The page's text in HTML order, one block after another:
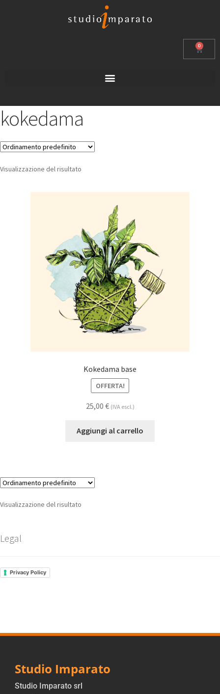
0
kokedama
Visualizzazione del risultato
Kokedama base
OFFERTA!
25,00 € (IVA escl.)
Aggiungi al carrello
Visualizzazione del risultato
Legal
Privacy Policy
Studio Imparato
Studio Imparato srl